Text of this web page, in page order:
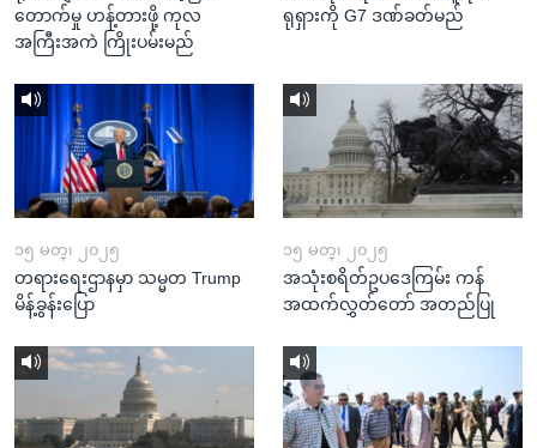
တောက်မှု ဟန့်တားဖို့ ကုလ
အကြီးအကဲ ကြိုးပမ်းမည်
ရုရှားကို G7 ဒဏ်ခတ်မည်
၁၅ မတ္၊ ၂၀၂၅
တရားရေးဌာနမှာ သမ္မတ Trump
မိန့်ခွန်းပြော
၁၅ မတ္၊ ၂၀၂၅
အသုံးစရိတ်ဥပဒေကြမ်း ကန်
အထက်လွှတ်တော် အတည်ပြု